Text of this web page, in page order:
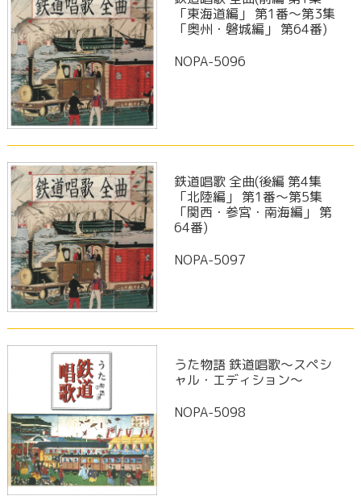
「東海道編」 第1番～第3集
「奥州・磐城編」 第64番)
NOPA-5096
鉄道唱歌 全曲(後編 第4集
「北陸編」 第1番～第5集
「関西・参宮・南海編」 第
64番)
NOPA-5097
うた物語 鉄道唱歌～スペシ
ャル・エディション～
NOPA-5098